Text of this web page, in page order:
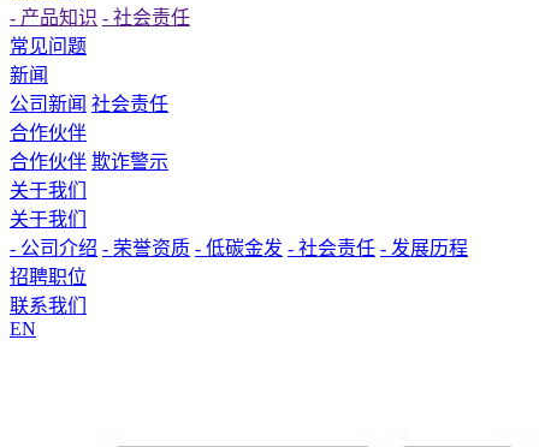
- 产品知识 - 社会责任
常见问题
新闻
公司新闻 社会责任
合作伙伴
合作伙伴 欺诈警示
关于我们
关于我们
- 公司介绍 - 荣誉资质 - 低碳金发 - 社会责任 - 发展历程
招聘职位
联系我们
EN